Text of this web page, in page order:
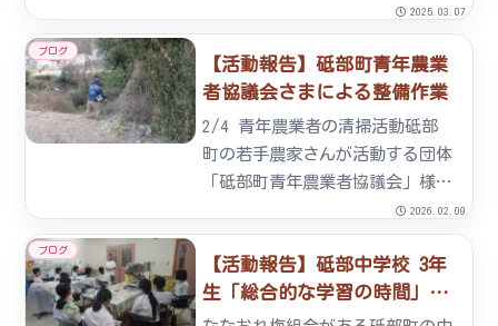
に来てくれました。我々、中年を
越えた大人は昨日のことでも記憶
があやふやで半年前のことになる
と記憶の片隅からこぼれ落ちてし
まうのですがさすがは小学生。
「...
2025.03.07
ブログ
【活動報告】砥部町青年農業
者協議会さまによる整備作業
2/4 青年農業者の清掃活動砥部
町の若手農家さんが活動する団体
「砥部町青年農業者協議会」様が
今年も清掃活動をしてくださいま
した！砥部町青年農業者協議会
は、農業に従事する青年が任意で
集まった団体で、・幼稚園や保育
所で収穫体験・愛媛大学留学生
2026.02.09
ブログ
【活動報告】砥部中学校 3年
生「総合的な学習の時間」
2025/09/05